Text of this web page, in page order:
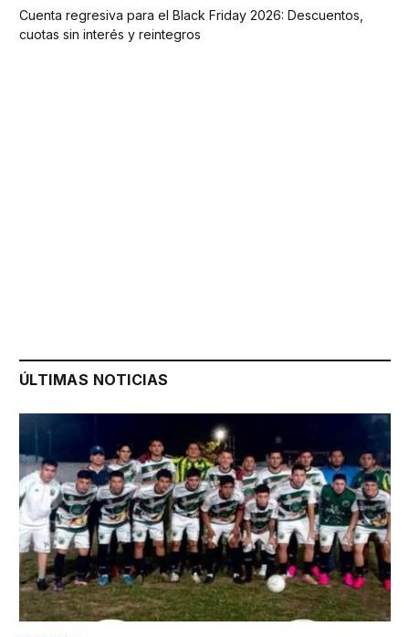
Cuenta regresiva para el Black Friday 2026: Descuentos,
cuotas sin interés y reintegros
ÚLTIMAS NOTICIAS